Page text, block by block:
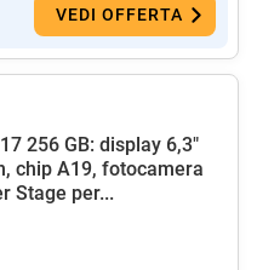
VEDI OFFERTA
256 GB: display 6,3"
chip A19, fotocamera
Stage per...